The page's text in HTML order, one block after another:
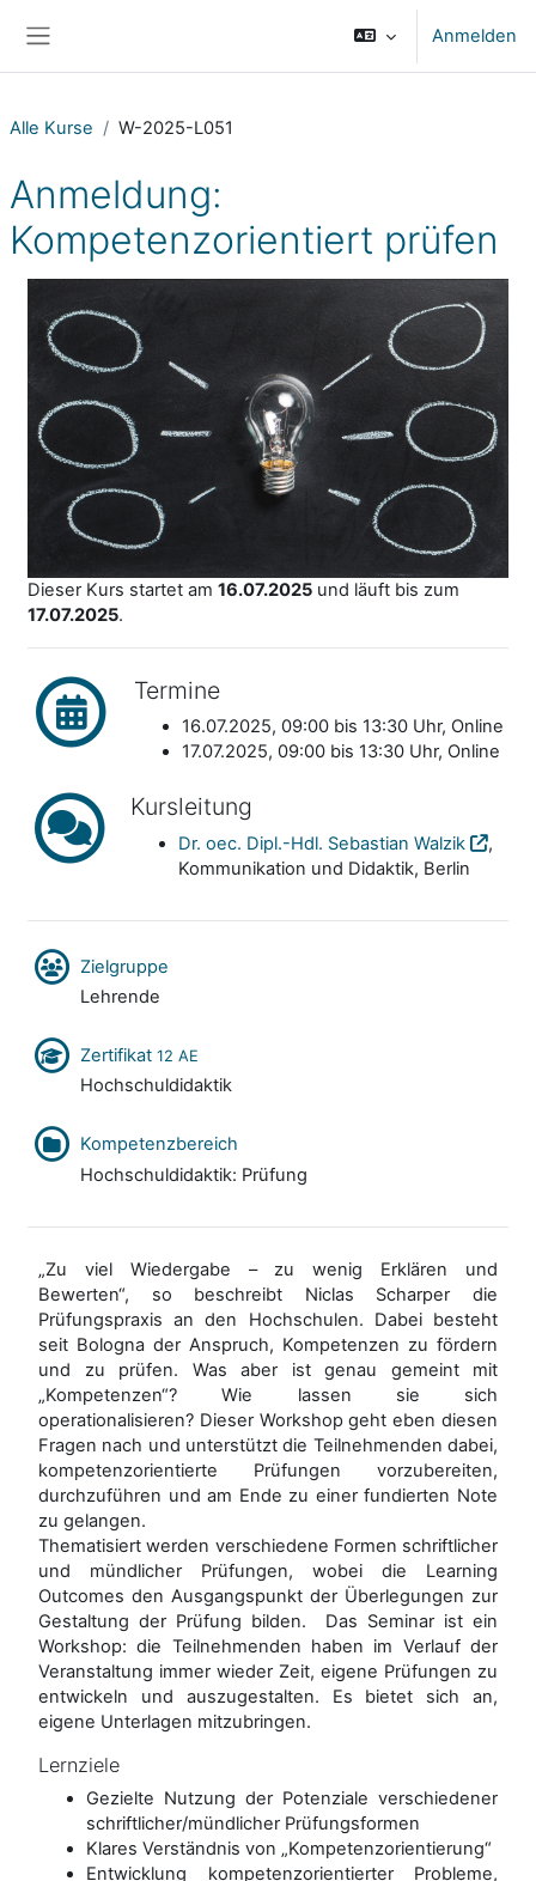
Anmelden
Alle Kurse W-2025-L051
Anmeldung:
Kompetenzorientiert prüfen
Dieser Kurs startet am 16.07.2025 und läuft bis zum
17.07.2025.
Termine
16.07.2025, 09:00 bis 13:30 Uhr, Online
17.07.2025, 09:00 bis 13:30 Uhr, Online
Kursleitung
Dr. oec. Dipl.-Hdl. Sebastian Walzik
,
Kommunikation und Didaktik, Berlin
Zielgruppe
Lehrende
Zertifikat 12 AE
Hochschuldidaktik
Kompetenzbereich
Hochschuldidaktik: Prüfung
„Zu viel Wiedergabe – zu wenig Erklären und
Bewerten“, so beschreibt Niclas Scharper die
Prüfungspraxis an den Hochschulen. Dabei besteht
seit Bologna der Anspruch, Kompetenzen zu fördern
und zu prüfen. Was aber ist genau gemeint mit
„Kompetenzen“? Wie lassen sie sich
operationalisieren? Dieser Workshop geht eben diesen
Fragen nach und unterstützt die Teilnehmenden dabei,
kompetenzorientierte Prüfungen vorzubereiten,
durchzuführen und am Ende zu einer fundierten Note
zu gelangen.
Thematisiert werden verschiedene Formen schriftlicher
und mündlicher Prüfungen, wobei die Learning
Outcomes den Ausgangspunkt der Überlegungen zur
Gestaltung der Prüfung bilden. Das Seminar ist ein
Workshop: die Teilnehmenden haben im Verlauf der
Veranstaltung immer wieder Zeit, eigene Prüfungen zu
entwickeln und auszugestalten. Es bietet sich an,
eigene Unterlagen mitzubringen.
Lernziele
Gezielte Nutzung der Potenziale verschiedener
schriftlicher/mündlicher Prüfungsformen
Klares Verständnis von „Kompetenzorientierung“
Entwicklung kompetenzorientierter Probleme,